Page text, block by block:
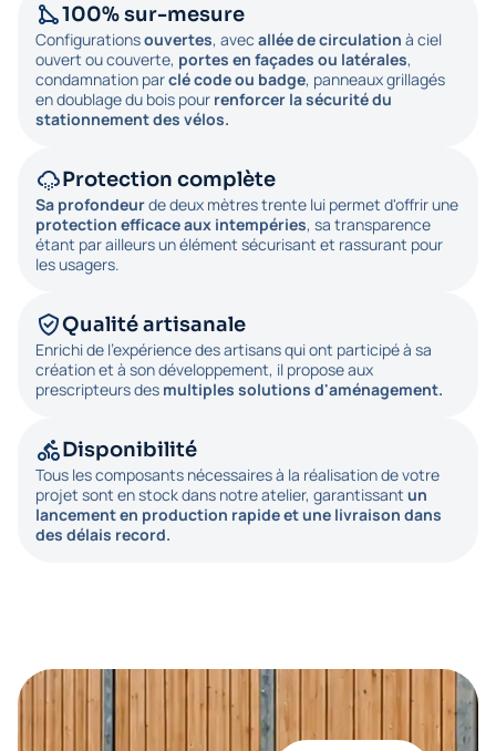
100% sur-mesure
Configurationsouvertes, avec allée de circulation à ciel
ouvert ou couverte, portes en façades ou latérales,
condamnation parclé code ou badge, panneaux grillagés
en doublage du bois pour renforcer la sécurité du
stationnement des vélos.
Protection complète
Sa profondeurde deux mètres trente lui permet d'offrir une
protection efficace aux intempéries, sa transparence
étant par ailleurs un élément sécurisant et rassurant pour
les usagers.
Qualité artisanale
Enrichi de l'expérience des artisans qui ont participé à sa
création et à son développement, il propose aux
prescripteurs des multiples solutions d'aménagement.
Disponibilité
Tous les composants nécessaires à la réalisation de votre
projet sont en stock dans notre atelier, garantissant un
lancement en production rapide et une livraison dans
des délais record.